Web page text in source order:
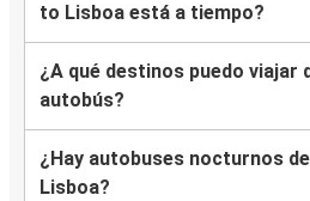
to Lisboa está a tiempo?
¿A qué destinos puedo viajar
autobús?
¿Hay autobuses nocturnos
Lisboa?